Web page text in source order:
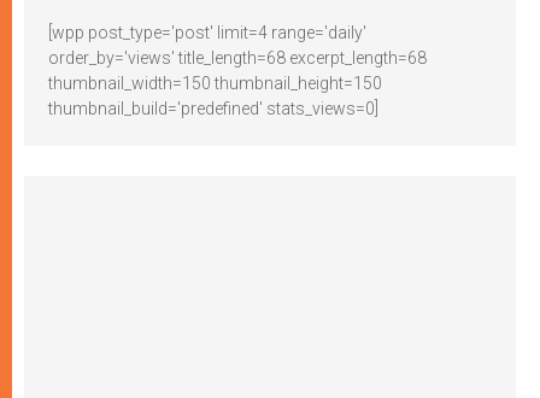
[wpp post_type='post' limit=4 range='daily'
order_by='views' title_length=68 excerpt_length=68
thumbnail_width=150 thumbnail_height=150
thumbnail_build='predefined' stats_views=0]